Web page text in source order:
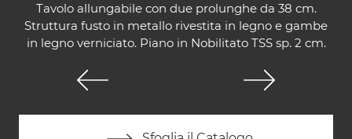
Tavolo allungabile con due prolunghe da 38 cm.
Struttura fusto in metallo rivestita in legno e gambe
in legno verniciato. Piano in Nobilitato TSS sp. 2 cm.